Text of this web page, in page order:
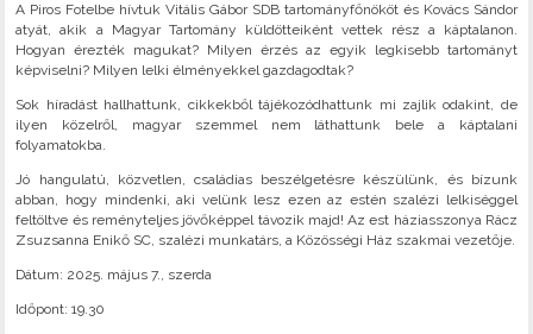
A Piros Fotelbe hívtuk Vitális Gábor SDB tartományfőnököt és Kovács Sándor
atyát, akik a Magyar Tartomány küldötteiként vettek rész a káptalanon.
Hogyan érezték magukat? Milyen érzés az egyik legkisebb tartományt
képviselni? Milyen lelki élményekkel gazdagodtak?
Sok híradást hallhattunk, cikkekből tájékozódhattunk mi zajlik odakint, de
ilyen közelről, magyar szemmel nem láthattunk bele a káptalani
folyamatokba.
Jó hangulatú, közvetlen, családias beszélgetésre készülünk, és bízunk
abban, hogy mindenki, aki velünk lesz ezen az estén szalézi lelkiséggel
feltöltve és reményteljes jövőképpel távozik majd! Az est háziasszonya Rácz
Zsuzsanna Enikő SC, szalézi munkatárs, a Közösségi Ház szakmai vezetője.
Dátum: 2025. május 7., szerda
Időpont: 19.30